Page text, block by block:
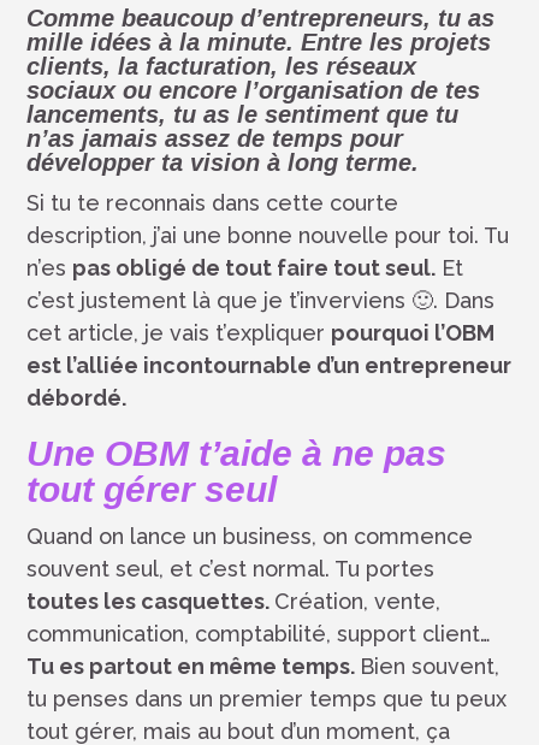
Comme beaucoup d’entrepreneurs, tu as
mille idées à la minute.Entre les projets
clients, la facturation, les réseaux
sociaux ou encore l’organisation de tes
lancements, tu as le sentiment que tu
n’as jamais assez de temps pour
développer ta vision à long terme.
Si tu te reconnais dans cette courte
description, j’ai une bonne nouvelle pour toi. Tu
n’es pas obligé de tout faire tout seul. Et
c’est justement là que je t’inverviens 🙂. Dans
cet article, je vais t’expliquer pourquoi l’OBM
est l’alliée incontournable d’un entrepreneur
débordé.
Une OBM t’aide à ne pas
tout gérer seul
Quand on lance un business, on commence
souvent seul, et c’est normal. Tu portes
toutes les casquettes. Création, vente,
communication, comptabilité, support client…
Tu es partout en même temps. Bien souvent,
tu penses dans un premier temps que tu peux
tout gérer, mais au bout d’un moment, ça